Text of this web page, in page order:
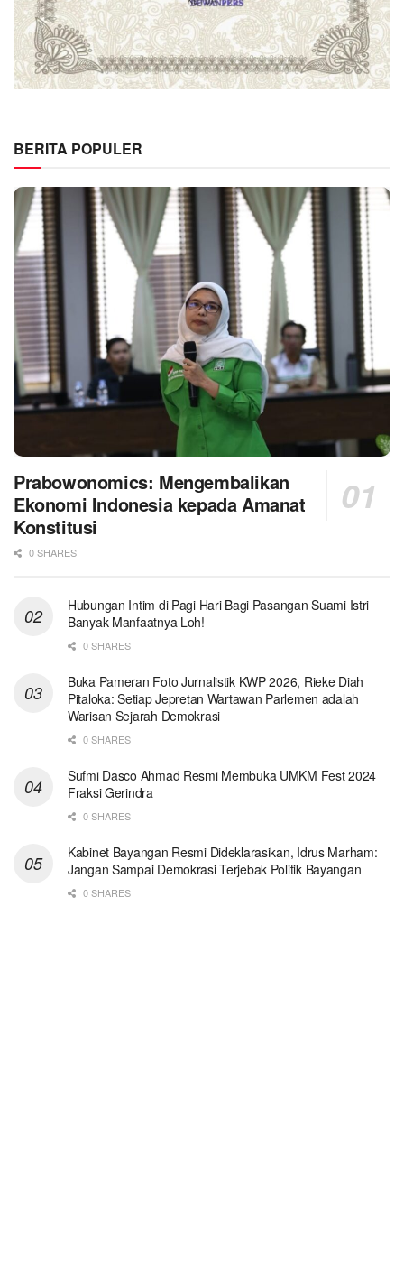
BERITA POPULER
Prabowonomics: Mengembalikan
Ekonomi Indonesia kepada Amanat
Konstitusi
0 SHARES
Hubungan Intim di Pagi Hari Bagi Pasangan Suami Istri
Banyak Manfaatnya Loh!
0 SHARES
Buka Pameran Foto Jurnalistik KWP 2026, Rieke Diah
Pitaloka: Setiap Jepretan Wartawan Parlemen adalah
Warisan Sejarah Demokrasi
0 SHARES
Sufmi Dasco Ahmad Resmi Membuka UMKM Fest 2024
Fraksi Gerindra
0 SHARES
Kabinet Bayangan Resmi Dideklarasikan, Idrus Marham:
Jangan Sampai Demokrasi Terjebak Politik Bayangan
0 SHARES